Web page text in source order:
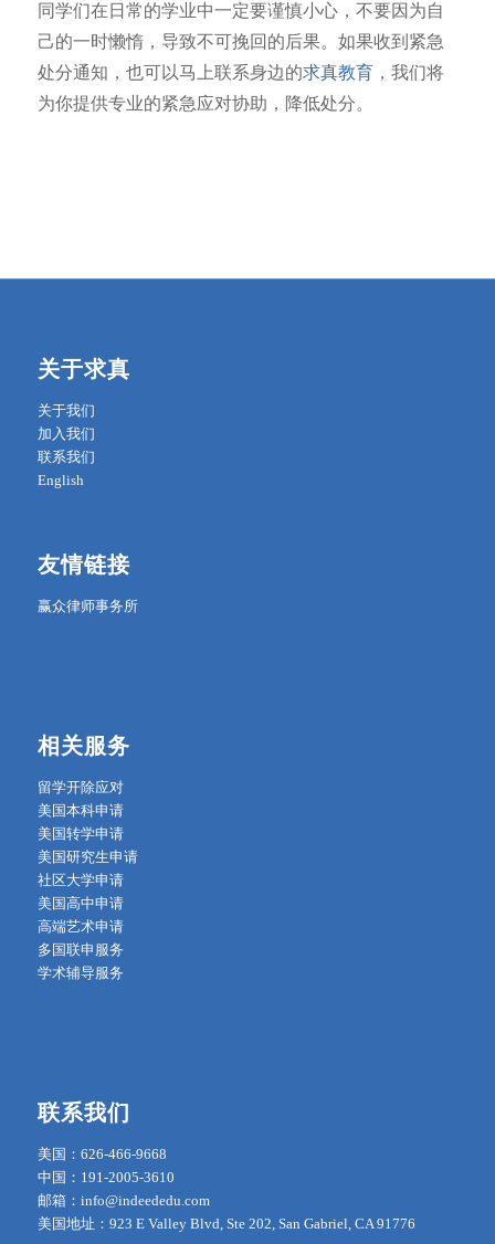
同学们在日常的学业中一定要谨慎小心，不要因为自
己的一时懒惰，导致不可挽回的后果。如果收到紧急
处分通知，也可以马上联系身边的求真教育，我们将
为你提供专业的紧急应对协助，降低处分。
关于求真
关于我们
加入我们
联系我们
English
友情链接
赢众律师事务所
相关服务
留学开除应对
美国本科申请
美国转学申请
美国研究生申请
社区大学申请
美国高中申请
高端艺术申请
多国联申服务
学术辅导服务
联系我们
美国：626-466-9668
中国：191-2005-3610
邮箱：info@indeededu.com
美国地址：923 E Valley Blvd, Ste 202, San Gabriel, CA 91776